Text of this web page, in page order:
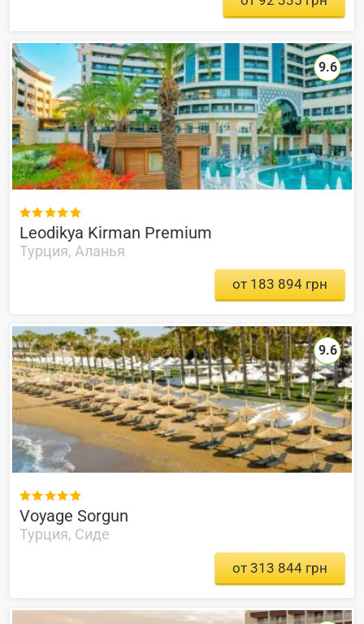

Leodikya Kirman Premium
Турция, Аланья
9.6
от 183 894 грн

Voyage Sorgun
Турция, Сиде
9.6
от 313 844 грн